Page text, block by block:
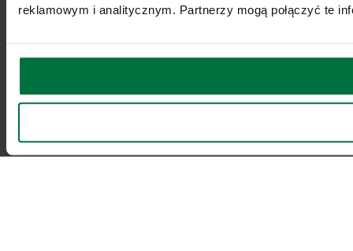
reklamowym i analitycznym. Partnerzy mogą połączyć te